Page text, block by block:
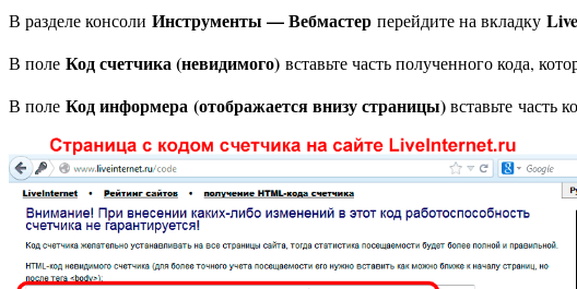
В разделе консоли Инструменты — Вебмастер перейдите на вкладку
В поле Код счетчика (невидимого) вставьте часть полученного кода,
В поле Код информера (отображается внизу страницы)вставьте